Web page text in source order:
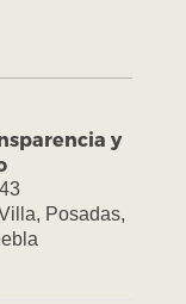
y
Posadas,